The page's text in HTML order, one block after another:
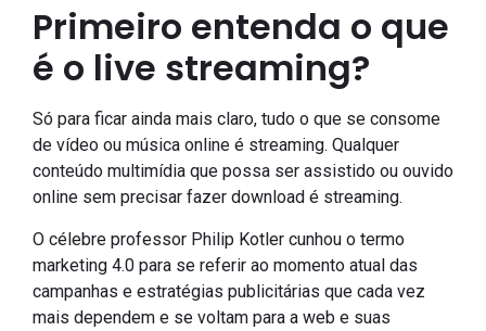
Primeiro entenda o que
é o live streaming?
Só para ficar ainda mais claro, tudo o que se consome
de vídeo ou música online é streaming. Qualquer
conteúdo multimídia que possa ser assistido ou ouvido
online sem precisar fazer download é streaming.
O célebre professor Philip Kotler cunhou o termo
marketing 4.0 para se referir ao momento atual das
campanhas e estratégias publicitárias que cada vez
mais dependem e se voltam para a web e suas